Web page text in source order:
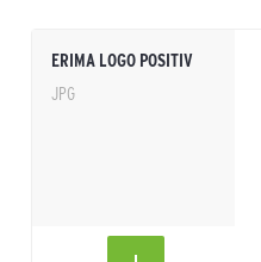
ERIMA LOGO POSITIV
JPG